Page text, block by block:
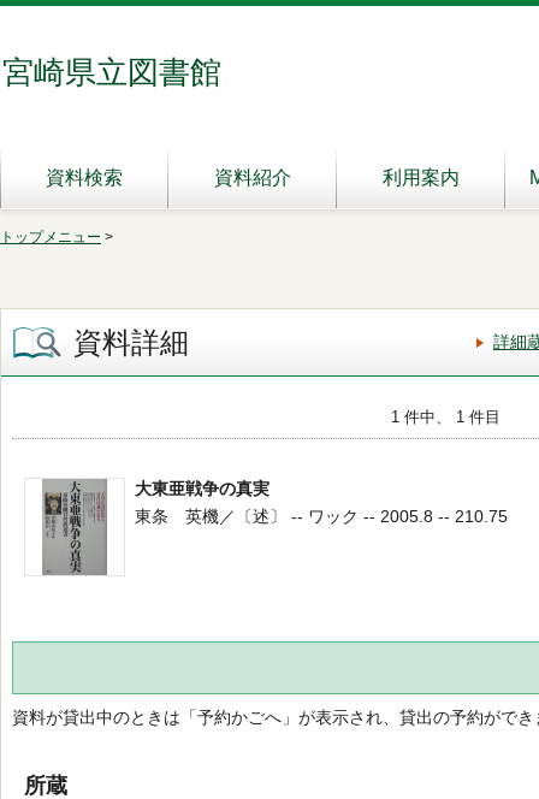
宮崎県立図書館
資料検索 資料紹介 利用案内
トップメニュー >
資料詳細 詳細
1 件中、 1 件目
大東亜戦争の真実
東条 英機／〔述〕 -- ワック -- 2005.8 -- 210.75
資料が貸出中のときは「予約かごへ」が表示され、貸出の予約ができ
所蔵